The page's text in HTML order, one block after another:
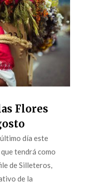
Flores
día este
tendrá como
de Silleteros,
de la